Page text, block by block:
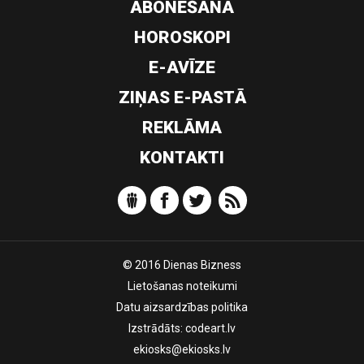
ABONĒŠANA
HOROSKOPI
E-AVĪZE
ZIŅAS E-PASTĀ
REKLĀMA
KONTAKTI
© 2016 Dienas Bizness
Lietošanas noteikumi
Datu aizsardzības politika
Izstrādāts: codeart.lv
ekiosks@ekiosks.lv